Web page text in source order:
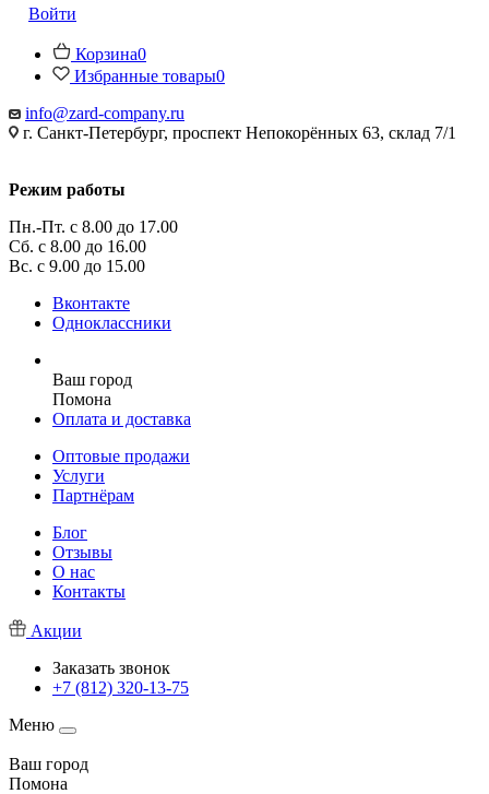
Войти
Корзина0
Избранные товары0
info@zard-company.ru
г. Санкт-Петербург, проспект Непокорённых 63, склад 7/1
Режим работы
Пн.-Пт. с 8.00 до 17.00
Сб. с 8.00 до 16.00
Вс. с 9.00 до 15.00
Вконтакте
Одноклассники
Ваш город
Помона
Оплата и доставка
Оптовые продажи
Услуги
Партнёрам
Блог
Отзывы
О нас
Контакты
Акции
Заказать звонок
+7 (812) 320-13-75
Меню
Ваш город
Помона